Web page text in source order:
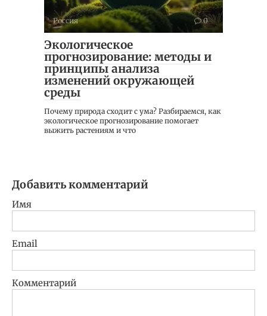
Россия 0
Экологическое
прогнозирование: методы и
принципы анализа
изменений окружающей
среды
Почему природа сходит с ума? Разбираемся, как
экологическое прогнозирование помогает
выжить растениям и что
Добавить комментарий
Имя
Email
Комментарий